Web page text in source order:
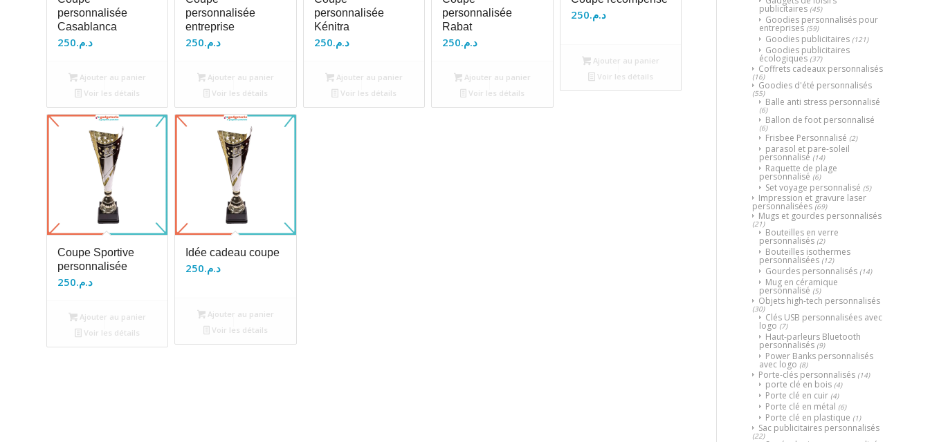
personnalisée
Casablanca
د.م.250
Ajouter au panier
Voir les détails
personnalisée
entreprise
د.م.250
Ajouter au panier
Voir les détails
personnalisée
Kénitra
د.م.250
Ajouter au panier
Voir les détails
personnalisée
Rabat
د.م.250
Ajouter au panier
Voir les détails
د.م.250
Ajouter au panier
Voir les détails
Coupe Sportive
personnalisée
د.م.250
Ajouter au panier
Voir les détails
Idée cadeau coupe
د.م.250
Ajouter au panier
Voir les détails
publicitaires (45)
Goodies personnalisés pour
entreprises (59)
Goodies publicitaires (121)
Goodies publicitaires
écologiques (37)
Coffrets cadeaux personnalisés
(16)
Goodies d'été personnalisés
(55)
Balle anti stress personnalisé
(6)
Ballon de foot personnalisé
(6)
Frisbee Personnalisé (2)
parasol et pare-soleil
personnalisé (14)
Raquette de plage
personnalisé (6)
Set voyage personnalisé (5)
Impression et gravure laser
personnalisées (69)
Mugs et gourdes personnalisés
(21)
Bouteilles en verre
personnalisés (2)
Bouteilles isothermes
personnalisées (12)
Gourdes personnalisés (14)
Mug en céramique
personnalisé (5)
Objets high-tech personnalisés
(30)
Clés USB personnalisées avec
logo (7)
Haut-parleurs Bluetooth
personnalisés (9)
Power Banks personnalisés
avec logo (8)
Porte-clés personnalisés (14)
porte clé en bois (4)
Porte clé en cuir (4)
Porte clé en métal (6)
Porte clé en plastique (1)
Sac publicitaires personnalisés
(22)